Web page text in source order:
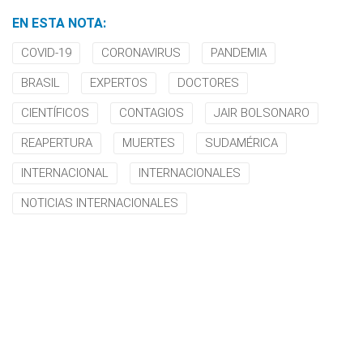
EN ESTA NOTA:
COVID-19 CORONAVIRUS PANDEMIA
BRASIL EXPERTOS DOCTORES
CIENTÍFICOS CONTAGIOS JAIR BOLSONARO
REAPERTURA MUERTES SUDAMÉRICA
INTERNACIONAL INTERNACIONALES
NOTICIAS INTERNACIONALES